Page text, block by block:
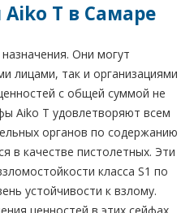
T в Самаре
Они могут
лицами, так и организациями
с общей суммой не
Aiko T удовлетворяют всем
органов по содержанию
в качестве пистолетных. Эти
класса S1 по
устойчивости к взлому.